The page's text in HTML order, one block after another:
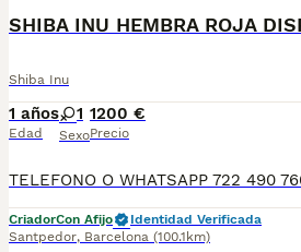
SHIBA INU HEMBRA ROJA
Shiba Inu
1 años
Edad
1
Sexo
1200 €
Precio
CriadorCon Afijo
Identidad Verificada
Santpedor, Barcelona (100.1km)